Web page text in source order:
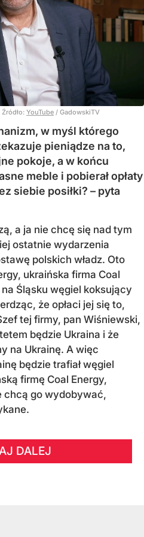
Źródło: YouTube / GadowskiTV
w myśl którego
pieniądze na to,
pokoje, a w końcu
meble i pobierał opłaty
siebie posiłki? – pyta
a ja nie chcę się nad tym
ostatnie wydarzenia
polskich władz. Oto
ukraińska firma Coal
Śląsku węgiel koksujący
że opłaci jej się to,
tej firmy, pan Wiśniewski,
będzie Ukraina i że
na Ukrainę. A więc
będzie trafiał węgiel
firmę Coal Energy,
chcą go wydobywać,
DALEJ